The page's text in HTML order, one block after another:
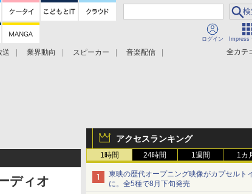
ログイン Impress
全カテ
送 業界動向 スピーカー
音楽配信
アクセスランキング
1時間 24時間 1週間 1カ
東映の歴代オープニング映像がカプセルト
に。全5種で8月下旬発売
ディオ